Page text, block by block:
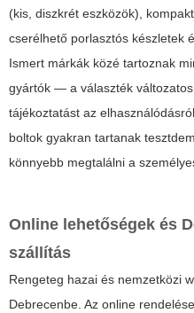
(kis, diszkrét eszközök),
cserélhető porlasztós készletek
Ismert márkák közé tartoznak
gyártók — a választék
tájékoztatást az
boltok gyakran tartanak
könnyebb megtalálni a
Online lehetőségek és
szállítás
Rengeteg hazai és nemzetközi
Debrecenbe. Az online